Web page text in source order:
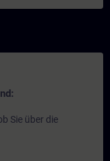
Sie über die